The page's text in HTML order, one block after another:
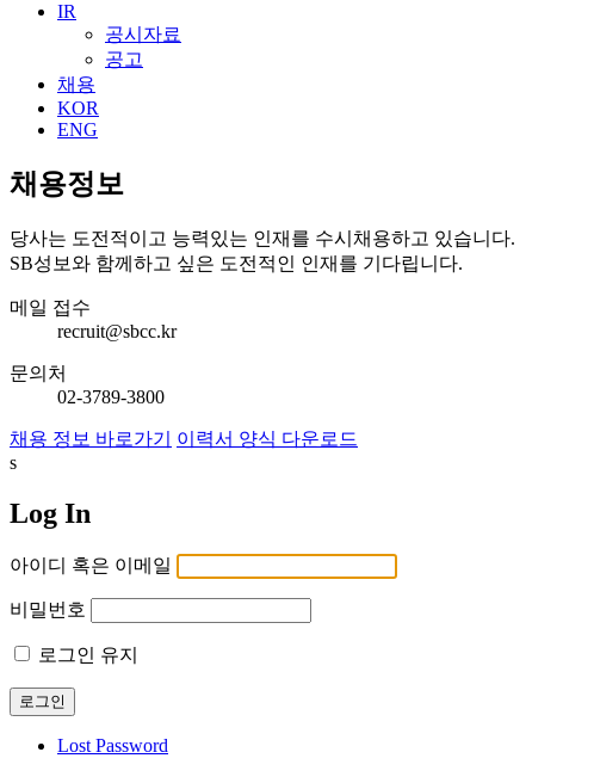
IR
공시자료
공고
채용
KOR
ENG
채용정보
당사는 도전적이고 능력있는 인재를 수시채용하고 있습니다.
SB성보와 함께하고 싶은 도전적인 인재를 기다립니다.
메일 접수
recruit@sbcc.kr
문의처
02-3789-3800
채용 정보 바로가기
이력서 양식 다운로드
s
Log In
아이디 혹은 이메일
비밀번호
로그인 유지
Lost Password